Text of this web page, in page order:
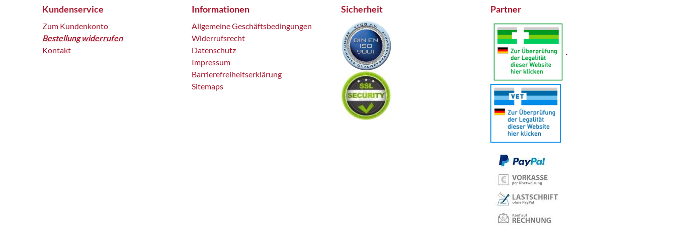
Kundenservice
Zum Kundenkonto
Bestellung widerrufen
Kontakt
Informationen
Allgemeine Geschäftsbedingungen
Widerrufsrecht
Datenschutz
Impressum
Barrierefreiheitserklärung
Sitemaps
Sicherheit Partner